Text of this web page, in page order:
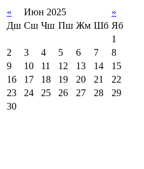
« Июн 2025
»
Дш Сш Чш Пш Жм Шб Яб
1
2
3 4 5 6 7
8
9
10 11 12 13 14
15
16
17 18 19 20 21
22
23
24 25 26 27 28
29
30